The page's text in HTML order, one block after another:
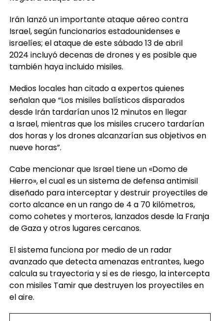
Registra ataque aéreo
Irán lanzó un importante ataque aéreo contra
Israel, según funcionarios estadounidenses e
israelíes; el ataque de este sábado 13 de abril
2024 incluyó decenas de drones y es posible que
también haya incluido misiles.
Medios locales han citado a expertos quienes
señalan que “Los misiles balísticos disparados
desde Irán tardarían unos 12 minutos en llegar
a Israel, mientras que los misiles crucero tardarían
dos horas y los drones alcanzarían sus objetivos en
nueve horas”.
Cabe mencionar que Israel tiene un «Domo de
Hierro», el cual es un sistema de defensa antimisil
diseñado para interceptar y destruir proyectiles de
corto alcance en un rango de 4 a 70 kilómetros,
como cohetes y morteros, lanzados desde la Franja
de Gaza y otros lugares cercanos.
El sistema funciona por medio de un radar
avanzado que detecta amenazas entrantes, luego
calcula su trayectoria y si es de riesgo, la intercepta
con misiles Tamir que destruyen los proyectiles en
el aire.